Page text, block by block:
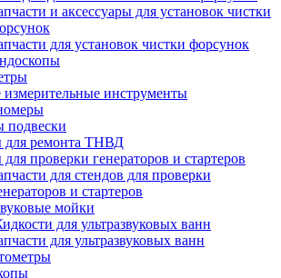
и аксессуары для установок чистки
для установок чистки форсунок
инструменты
подвески
для ремонта ТНВД
проверки генераторов и стартеров
для стендов для проверки
и стартеров
мойки
для ультразвуковых ванн
для ультразвуковых ванн